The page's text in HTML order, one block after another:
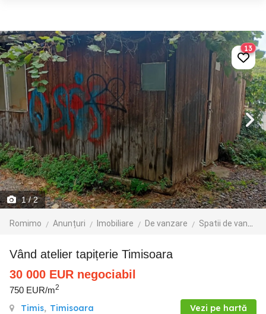
1/ 2
Romimo Anunțuri Imobiliare De vanzare Spatii de vanzare
13
Vând atelier tapițerie Timisoara
30 000 EUR negociabil
750 EUR/m2
Timis, Timisoara Vezi pe hartă